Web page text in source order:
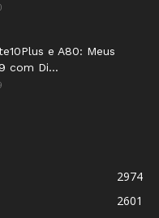
e A80: Meus
com Di...
2974
2601